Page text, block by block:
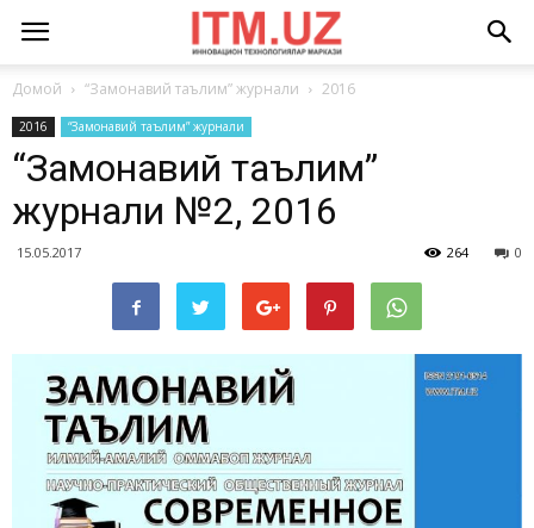
Домой “Замонавий таълим” журнали 2016
2016 “Замонавий таълим” журнали
“Замонавий таълим”
журнали №2, 2016
15.05.2017 0
264